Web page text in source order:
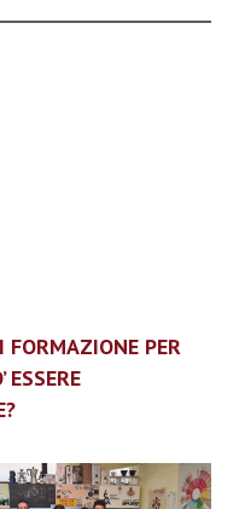
FORMAZIONE PER
ESSERE